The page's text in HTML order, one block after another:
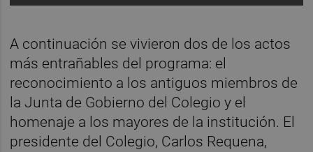
A continuación se vivieron dos de los actos
más entrañables del programa: el
reconocimiento a los antiguos miembros de
la Junta de Gobierno del Colegio y el
homenaje a los mayores de la institución. El
presidente del Colegio, Carlos Requena,